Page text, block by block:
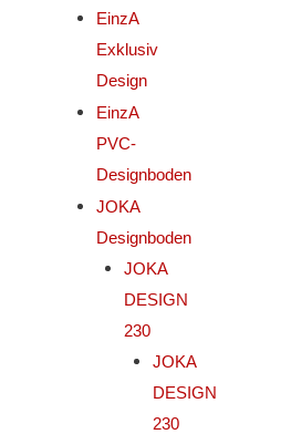
EinzA
Exklusiv
Design
EinzA
PVC-
Designboden
JOKA
Designboden
JOKA
DESIGN
230
JOKA
DESIGN
230